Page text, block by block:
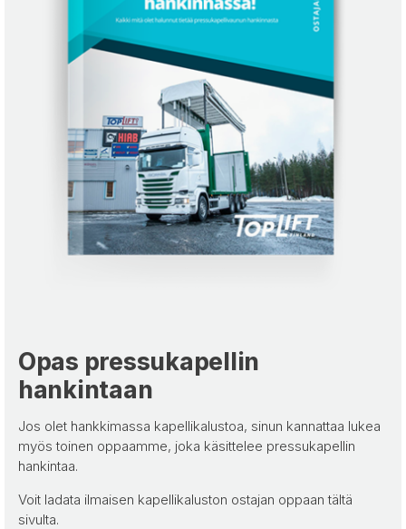
Opas pressukapellin
hankintaan
Jos olet hankkimassa kapellikalustoa, sinun kannattaa lukea
myös toinen oppaamme, joka käsittelee pressukapellin
hankintaa.
Voit ladata ilmaisen kapellikaluston ostajan oppaan tältä
sivulta.